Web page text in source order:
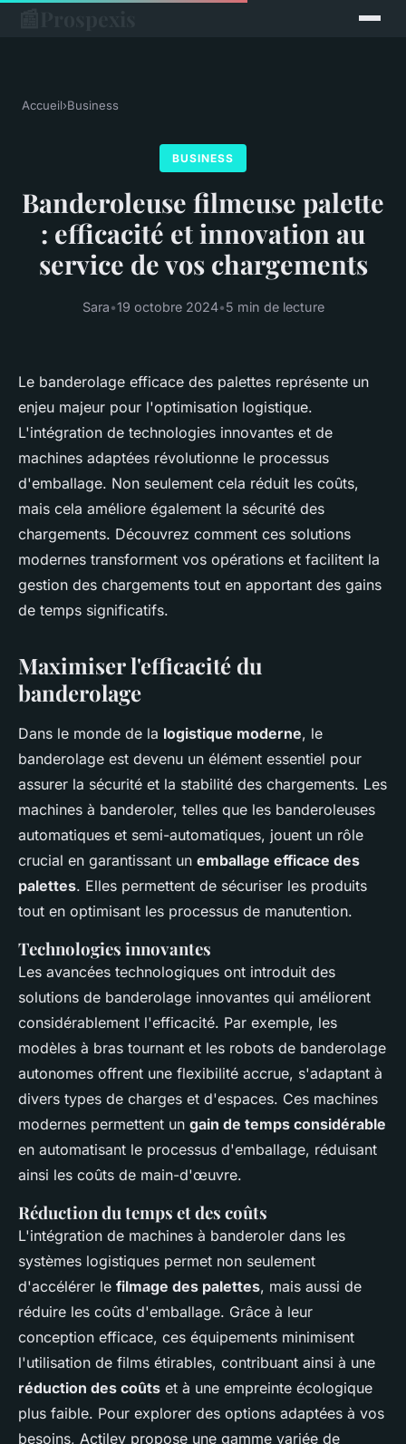
Accueil›Business
BUSINESS
Banderoleuse filmeuse palette
: efficacité et innovation au
service de vos chargements
Sara•19 octobre 2024•5 min de lecture
Le banderolage efficace des palettes représente un
enjeu majeur pour l'optimisation logistique.
L'intégration de technologies innovantes et de
machines adaptées révolutionne le processus
d'emballage. Non seulement cela réduit les coûts,
mais cela améliore également la sécurité des
chargements. Découvrez comment ces solutions
modernes transforment vos opérations et facilitent la
gestion des chargements tout en apportant des gains
de temps significatifs.
Maximiser l'efficacité du
banderolage
Dans le monde de la logistique moderne, le
banderolage est devenu un élément essentiel pour
assurer la sécurité et la stabilité des chargements. Les
machines à banderoler, telles que les banderoleuses
automatiques et semi-automatiques, jouent un rôle
crucial en garantissant un emballage efficace des
palettes. Elles permettent de sécuriser les produits
tout en optimisant les processus de manutention.
Technologies innovantes
Les avancées technologiques ont introduit des
solutions de banderolage innovantes qui améliorent
considérablement l'efficacité. Par exemple, les
modèles à bras tournant et les robots de banderolage
autonomes offrent une flexibilité accrue, s'adaptant à
divers types de charges et d'espaces. Ces machines
modernes permettent un gain de temps considérable
en automatisant le processus d'emballage, réduisant
ainsi les coûts de main-d'œuvre.
Réduction du temps et des coûts
L'intégration de machines à banderoler dans les
systèmes logistiques permet non seulement
d'accélérer le filmage des palettes, mais aussi de
réduire les coûts d'emballage. Grâce à leur
conception efficace, ces équipements minimisent
l'utilisation de films étirables, contribuant ainsi à une
réduction des coûts et à une empreinte écologique
plus faible. Pour explorer des options adaptées à vos
besoins, Actilev propose une gamme variée de